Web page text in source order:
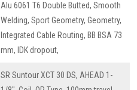
Alu 6061 T6 Double Butted, Smooth
Welding, Sport Geometry, Geometry,
Integrated Cable Routing, BB BSA 73
mm, IDK dropout,
SR Suntour XCT 30 DS, AHEAD 1-